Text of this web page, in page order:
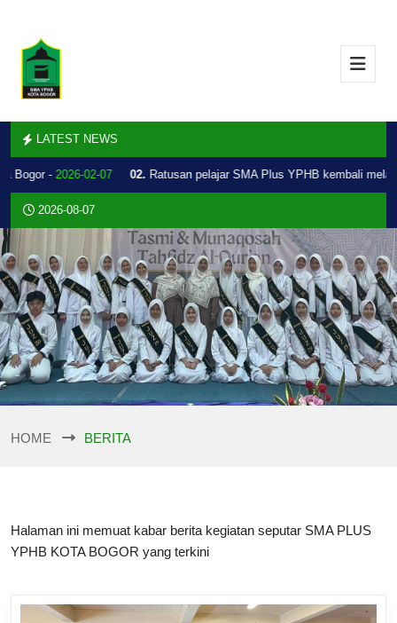
LATEST NEWS
Bogor -2026-02-07 02.Ratusan pelajar SMA Plus YPHB kembali
2026-08-07
HOME BERITA
Halaman ini memuat kabar berita kegiatan seputar SMA PLUS
YPHB KOTA BOGOR yang terkini